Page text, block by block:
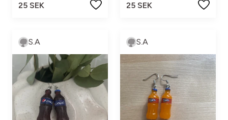
25 SEK
25 SEK
S.A S.A